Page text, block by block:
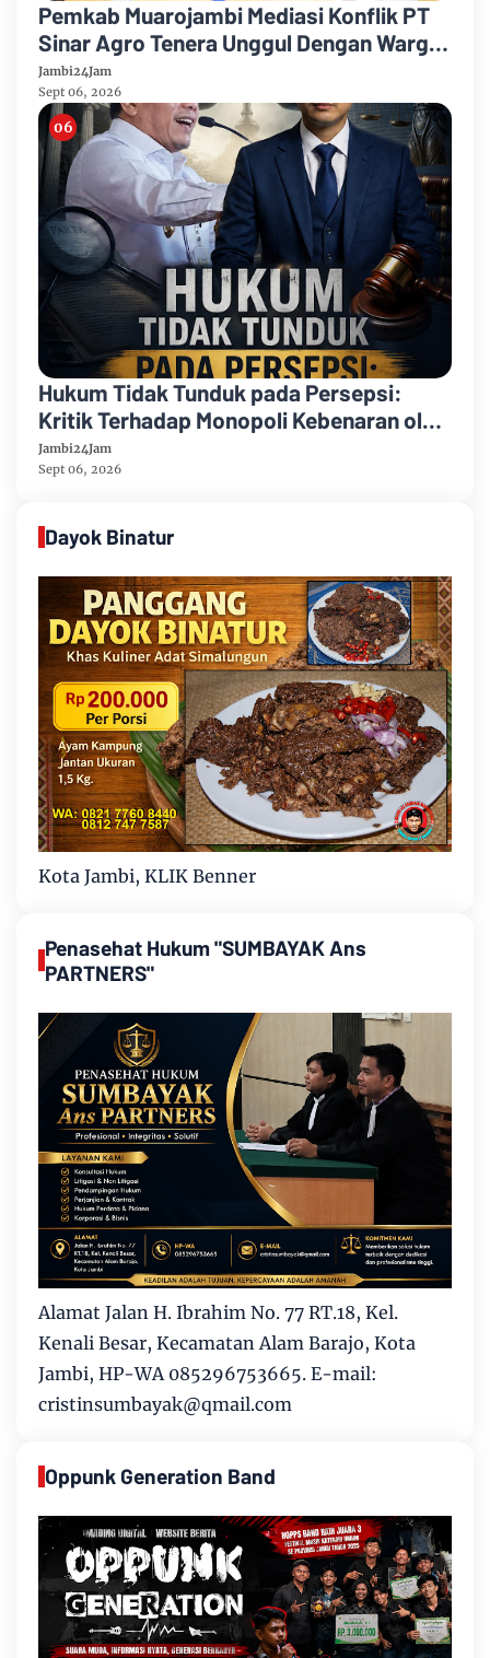
Pemkab Muarojambi Mediasi Konflik PT
Sinar Agro Tenera Unggul Dengan Warga
Sipin Teluk Duren
Jambi24Jam
Sept 06, 2026
Hukum Tidak Tunduk pada Persepsi:
Kritik Terhadap Monopoli Kebenaran oleh
Media dan Aktivis
Jambi24Jam
Sept 06, 2026
Dayok Binatur
Kota Jambi, KLIK Benner
Penasehat Hukum "SUMBAYAK Ans
PARTNERS"
Alamat Jalan H. Ibrahim No. 77 RT.18, Kel.
Kenali Besar, Kecamatan Alam Barajo, Kota
Jambi, HP-WA 085296753665. E-mail:
cristinsumbayak@qmail.com
Oppunk Generation Band